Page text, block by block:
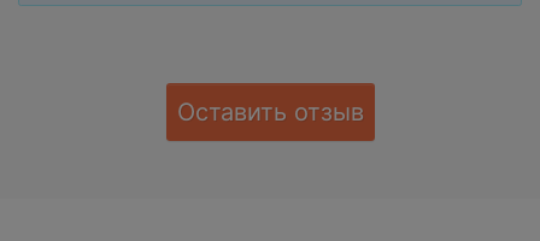
Оставить отзыв